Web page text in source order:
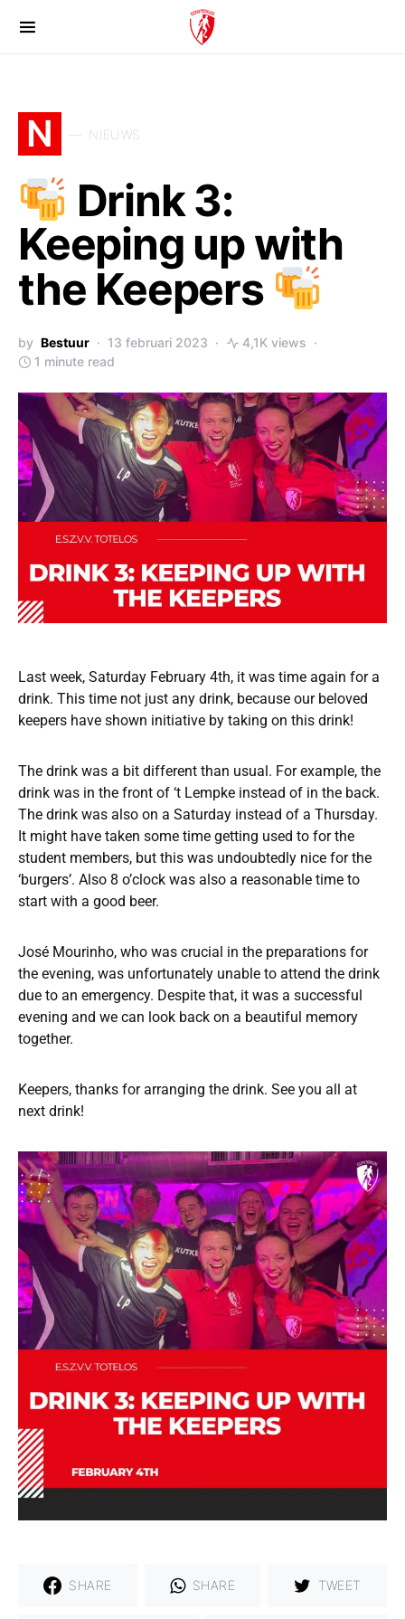
N NIEUWS
Drink 3:
Keeping up with
the Keepers
by Bestuur 13 februari 2023
4,1K views
1 minute read
Last week, Saturday February 4th, it was time again for a
drink. This time not just any drink, because our beloved
keepers have shown initiative by taking on this drink!
The drink was a bit different than usual. For example, the
drink was in the front of ‘t Lempke instead of in the back.
The drink was also on a Saturday instead of a Thursday.
It might have taken some time getting used to for the
student members, but this was undoubtedly nice for the
‘burgers’. Also 8 o’clock was also a reasonable time to
start with a good beer.
José Mourinho, who was crucial in the preparations for
the evening, was unfortunately unable to attend the drink
due to an emergency. Despite that, it was a successful
evening and we can look back on a beautiful memory
together.
Keepers, thanks for arranging the drink. See you all at
next drink!
SHARE SHARE TWEET